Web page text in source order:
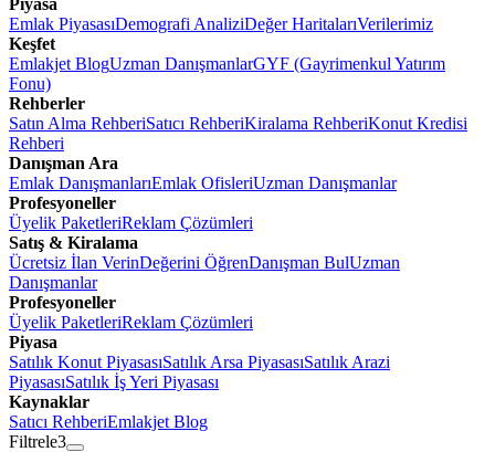
Piyasa
Emlak PiyasasıDemografi AnaliziDeğer HaritalarıVerilerimiz
Keşfet
Emlakjet BlogUzman DanışmanlarGYF (Gayrimenkul Yatırım
Fonu)
Rehberler
Satın Alma RehberiSatıcı RehberiKiralama RehberiKonut Kredisi
Rehberi
Danışman Ara
Emlak DanışmanlarıEmlak OfisleriUzman Danışmanlar
Profesyoneller
Üyelik PaketleriReklam Çözümleri
Satış & Kiralama
Ücretsiz İlan VerinDeğerini ÖğrenDanışman BulUzman
Danışmanlar
Profesyoneller
Üyelik PaketleriReklam Çözümleri
Piyasa
Satılık Konut PiyasasıSatılık Arsa PiyasasıSatılık Arazi
PiyasasıSatılık İş Yeri Piyasası
Kaynaklar
Satıcı RehberiEmlakjet Blog
Filtrele3